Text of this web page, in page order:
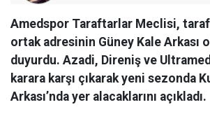
Amedspor Taraftarlar Meclisi,
ortak adresinin Güney Kale Arkası
duyurdu. Azadi, Direniş ve
karara karşı çıkarak yeni sezonda
Arkası’nda yer alacaklarını açıkladı.